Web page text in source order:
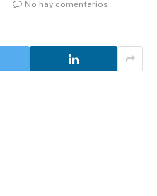
No hay comentarios